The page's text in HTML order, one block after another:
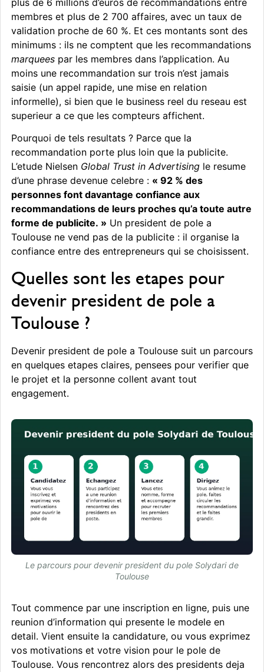
membres et plus de 2 700 affaires, avec un taux de
validation proche de 60 %. Et ces montants sont des
minimums : ils ne comptent que les recommandations
marqueespar les membres dans l’application. Au
moins une recommandation sur trois n’est jamais
saisie (un appel rapide, une mise en relation
informelle), si bien que le business reel du reseau est
superieur a ce que les compteurs affichent.
Pourquoi de tels resultats ? Parce que la
recommandation porte plus loin que la publicite.
L’etude Nielsen Global Trust in Advertisingle resume
d’une phrase devenue celebre : « 92 % des
personnes font davantage confiance aux
recommandations de leurs proches qu’a toute autre
forme de publicite. » Un president de pole a
Toulouse ne vend pas de la publicite : il organise la
confiance entre des entrepreneurs qui se choisissent.
Quelles sont les etapes pour
devenir president de pole a
Toulouse ?
Devenir president de pole a Toulouse suit un parcours
en quelques etapes claires, pensees pour verifier que
le projet et la personne collent avant tout
engagement.
Le parcours pour devenir president du pole Solydari de
Toulouse
Tout commence par une inscription en ligne, puis une
reunion d’information qui presente le modele en
detail. Vient ensuite la candidature, ou vous exprimez
vos motivations et votre vision pour le pole de
Toulouse. Vous rencontrez alors des presidents deja